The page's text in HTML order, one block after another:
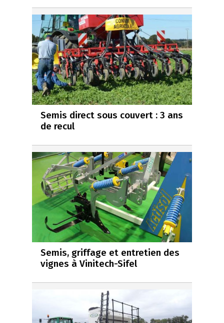
Semis direct sous couvert : 3 ans
de recul
Semis, griffage et entretien des
vignes à Vinitech-Sifel